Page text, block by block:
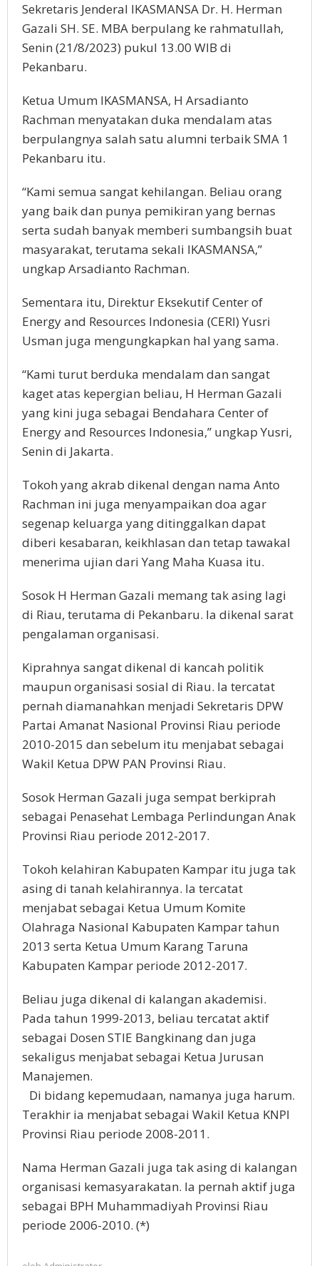
Sekretaris Jenderal IKASMANSA Dr. H. Herman
Gazali SH. SE. MBA berpulang ke rahmatullah,
Senin (21/8/2023) pukul 13.00 WIB di
Pekanbaru.
Ketua Umum IKASMANSA, H Arsadianto
Rachman menyatakan duka mendalam atas
berpulangnya salah satu alumni terbaik SMA 1
Pekanbaru itu.
“Kami semua sangat kehilangan. Beliau orang
yang baik dan punya pemikiran yang bernas
serta sudah banyak memberi sumbangsih buat
masyarakat, terutama sekali IKASMANSA,”
ungkap Arsadianto Rachman.
Sementara itu, Direktur Eksekutif Center of
Energy and Resources Indonesia (CERI) Yusri
Usman juga mengungkapkan hal yang sama.
“Kami turut berduka mendalam dan sangat
kaget atas kepergian beliau, H Herman Gazali
yang kini juga sebagai Bendahara Center of
Energy and Resources Indonesia,” ungkap Yusri,
Senin di Jakarta.
Tokoh yang akrab dikenal dengan nama Anto
Rachman ini juga menyampaikan doa agar
segenap keluarga yang ditinggalkan dapat
diberi kesabaran, keikhlasan dan tetap tawakal
menerima ujian dari Yang Maha Kuasa itu.
Sosok H Herman Gazali memang tak asing lagi
di Riau, terutama di Pekanbaru. Ia dikenal sarat
pengalaman organisasi.
Kiprahnya sangat dikenal di kancah politik
maupun organisasi sosial di Riau. Ia tercatat
pernah diamanahkan menjadi Sekretaris DPW
Partai Amanat Nasional Provinsi Riau periode
2010-2015 dan sebelum itu menjabat sebagai
Wakil Ketua DPW PAN Provinsi Riau.
Sosok Herman Gazali juga sempat berkiprah
sebagai Penasehat Lembaga Perlindungan Anak
Provinsi Riau periode 2012-2017.
Tokoh kelahiran Kabupaten Kampar itu juga tak
asing di tanah kelahirannya. Ia tercatat
menjabat sebagai Ketua Umum Komite
Olahraga Nasional Kabupaten Kampar tahun
2013 serta Ketua Umum Karang Taruna
Kabupaten Kampar periode 2012-2017.
Beliau juga dikenal di kalangan akademisi.
Pada tahun 1999-2013, beliau tercatat aktif
sebagai Dosen STIE Bangkinang dan juga
sekaligus menjabat sebagai Ketua Jurusan
Manajemen.
Di bidang kepemudaan, namanya juga harum.
Terakhir ia menjabat sebagai Wakil Ketua KNPI
Provinsi Riau periode 2008-2011.
Nama Herman Gazali juga tak asing di kalangan
organisasi kemasyarakatan. Ia pernah aktif juga
sebagai BPH Muhammadiyah Provinsi Riau
periode 2006-2010. (*)